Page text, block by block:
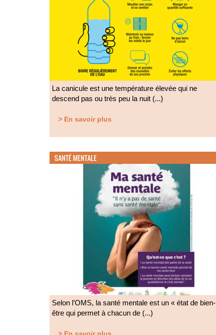
La canicule est une température élevée qui ne
descend pas ou très peu la nuit (...)
> En savoir plus
SANTÉ MENTALE
Selon l’OMS, la santé mentale est un « état de bien-
être qui permet à chacun de (...)